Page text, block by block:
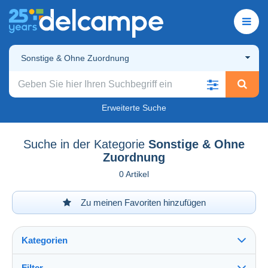
Sonstige & Ohne Zuordnung
Erweiterte Suche
Suche in der Kategorie Sonstige & Ohne
Zuordnung
0 Artikel
Zu meinen Favoriten hinzufügen
Kategorien